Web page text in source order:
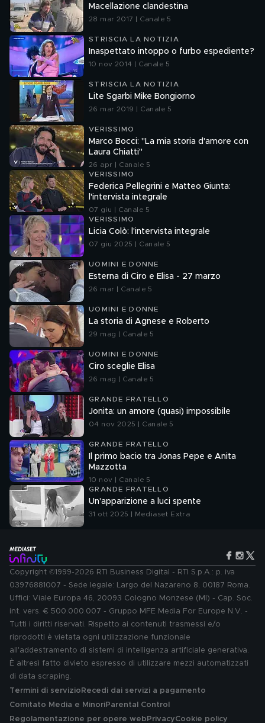
Macellazione clandestina
28 mar 2017 | Canale 5
STRISCIA LA NOTIZIA
Inaspettato intoppo o furbo espediente?
10 nov 2014 | Canale 5
STRISCIA LA NOTIZIA
Lite Sgarbi Mike Bongiorno
26 mar 2019 | Canale 5
VERISSIMO
Marco Bocci: "La mia storia d'amore con
Laura Chiatti"
26 apr | Canale 5
VERISSIMO
Federica Pellegrini e Matteo Giunta:
l'intervista integrale
07 giu | Canale 5
VERISSIMO
Licia Colò: l'intervista integrale
07 giu 2025 | Canale 5
UOMINI E DONNE
Esterna di Ciro e Elisa - 27 marzo
26 mar | Canale 5
UOMINI E DONNE
La storia di Agnese e Roberto
29 mag | Canale 5
UOMINI E DONNE
Ciro sceglie Elisa
26 mag | Canale 5
GRANDE FRATELLO
Jonita: un amore (quasi) impossibile
04 nov 2025 | Canale 5
GRANDE FRATELLO
Il primo bacio tra Jonas Pepe e Anita
Mazzotta
10 nov | Canale 5
GRANDE FRATELLO
Un'apparizione a luci spente
31 ott 2025 | Mediaset Extra
Copyright ©1999-2026 RTI Business Digital - RTI S.p.A.: p. iva
03976881007 - Sede legale: Largo del Nazareno 8, 00187 Roma.
Uffici: Viale Europa 46, 20093 Cologno Monzese (MI) - Cap. Soc.
int. vers. € 500.000.007 - Gruppo MFE Media For Europe N.V. -
Tutti i diritti riservati. Rispetto ai contenuti trasmessi e/o
riprodotti è vietata ogni utilizzazione funzionale
all'addestramento di sistemi di intelligenza artificiale generativa.
È altresì fatto divieto espresso di utilizzare mezzi automatizzati
di data scraping.
Termini di servizio Recedi dai servizi a pagamento
Comitato Media e MinoriParental Control
Regolamentazione per opere web PrivacyCookie policy